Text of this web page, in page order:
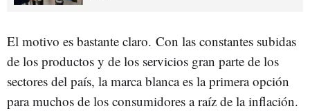
El motivo es bastante claro. Con las constantes subidas
de los productos y de los servicios gran parte de los
sectores del país, la marca blanca es la primera opción
para muchos de los consumidores a raíz de la inflación.